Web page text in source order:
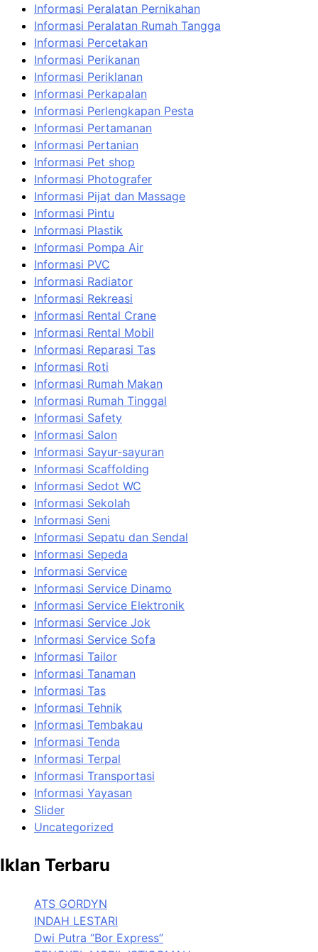
Informasi Peralatan Pernikahan
Informasi Peralatan Rumah Tangga
Informasi Percetakan
Informasi Perikanan
Informasi Periklanan
Informasi Perkapalan
Informasi Perlengkapan Pesta
Informasi Pertamanan
Informasi Pertanian
Informasi Pet shop
Informasi Photografer
Informasi Pijat dan Massage
Informasi Pintu
Informasi Plastik
Informasi Pompa Air
Informasi PVC
Informasi Radiator
Informasi Rekreasi
Informasi Rental Crane
Informasi Rental Mobil
Informasi Reparasi Tas
Informasi Roti
Informasi Rumah Makan
Informasi Rumah Tinggal
Informasi Safety
Informasi Salon
Informasi Sayur-sayuran
Informasi Scaffolding
Informasi Sedot WC
Informasi Sekolah
Informasi Seni
Informasi Sepatu dan Sendal
Informasi Sepeda
Informasi Service
Informasi Service Dinamo
Informasi Service Elektronik
Informasi Service Jok
Informasi Service Sofa
Informasi Tailor
Informasi Tanaman
Informasi Tas
Informasi Tehnik
Informasi Tembakau
Informasi Tenda
Informasi Terpal
Informasi Transportasi
Informasi Yayasan
Slider
Uncategorized
Iklan Terbaru
ATS GORDYN
INDAH LESTARI
Dwi Putra “Bor Express”